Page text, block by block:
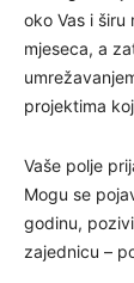
oko Vas i širu
mjeseca, a
projektima
Vaše polje
Mogu se
godinu,
zajednicu –